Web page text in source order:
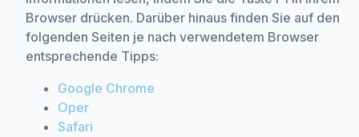
Browser drücken. Darüber hinaus finden Sie auf den
folgenden Seiten je nach verwendetem Browser
entsprechende Tipps:
Google Chrome
Oper
Safari